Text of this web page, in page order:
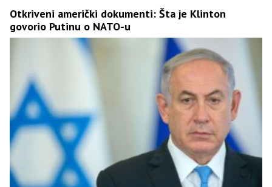
Otkriveni američki dokumenti: Šta je Klinton
govorio Putinu o NATO-u